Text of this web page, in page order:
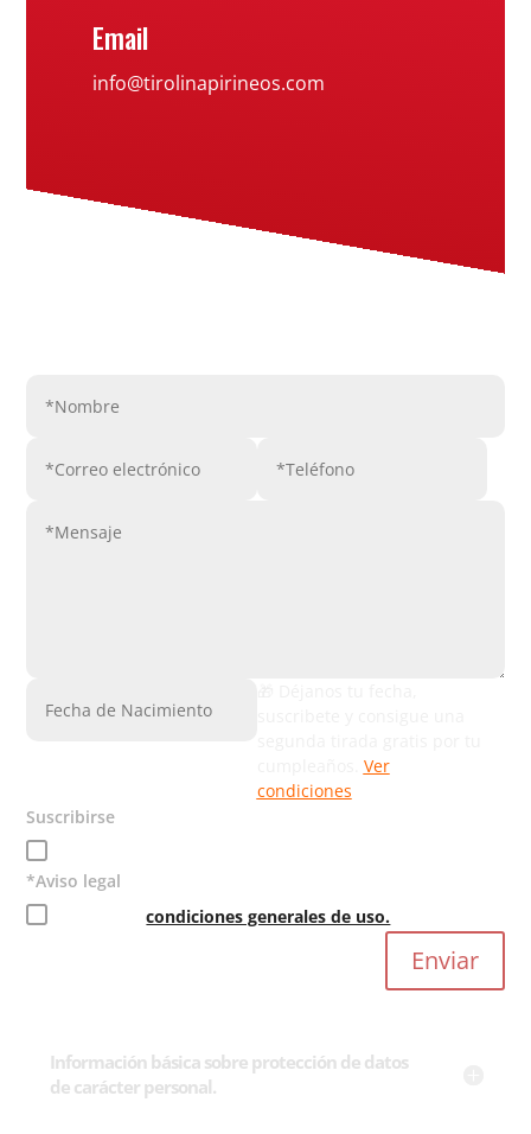
Email
info@tirolinapirineos.com
Ver
condiciones
Suscribirse
*Aviso legal
Acepto lascondiciones generales de uso.
Enviar
Información básica sobre protección de datos
de carácter personal.Requisitos de peso para volar